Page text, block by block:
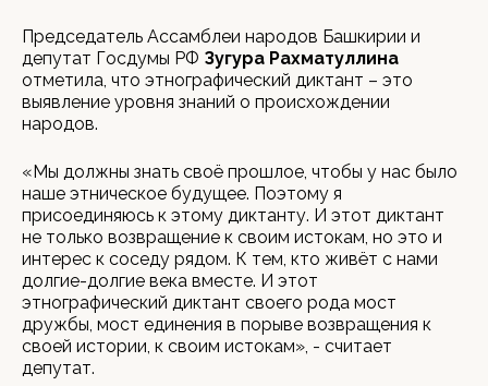
Председатель Ассамблеи народов Башкирии и
депутат Госдумы РФ Зугура Рахматуллина
отметила, что этнографический диктант – это
выявление уровня знаний о происхождении
народов.
«Мы должны знать своё прошлое, чтобы у нас было
наше этническое будущее. Поэтому я
присоединяюсь к этому диктанту. И этот диктант
не только возвращение к своим истокам, но это и
интерес к соседу рядом. К тем, кто живёт с нами
долгие-долгие века вместе. И этот
этнографический диктант своего рода мост
дружбы, мост единения в порыве возвращения к
своей истории, к своим истокам», - считает
депутат.